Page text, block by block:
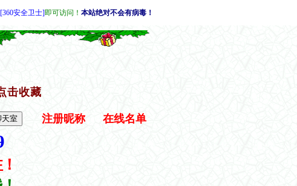
[360安全卫士]即可访问！ 本站绝对不会有病毒！